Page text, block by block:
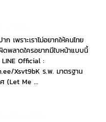
ก เพราะเราไม่อยากให้คนไทย
พลาดใครอยากมีใบหน้าแบบนี้
LINE Official :
Xsvt9bK ร.พ. มาตรฐาน
(Let Me ...